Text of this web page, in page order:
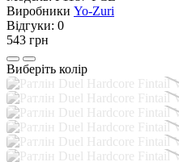
Виробники Yo-Zuri
Відгуки: 0
543 грн
Виберіть колір